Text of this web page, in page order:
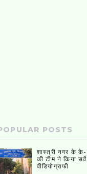
POSTS
शास्त्री नगर के
की टीम ने किया
वीडियोग्राफी